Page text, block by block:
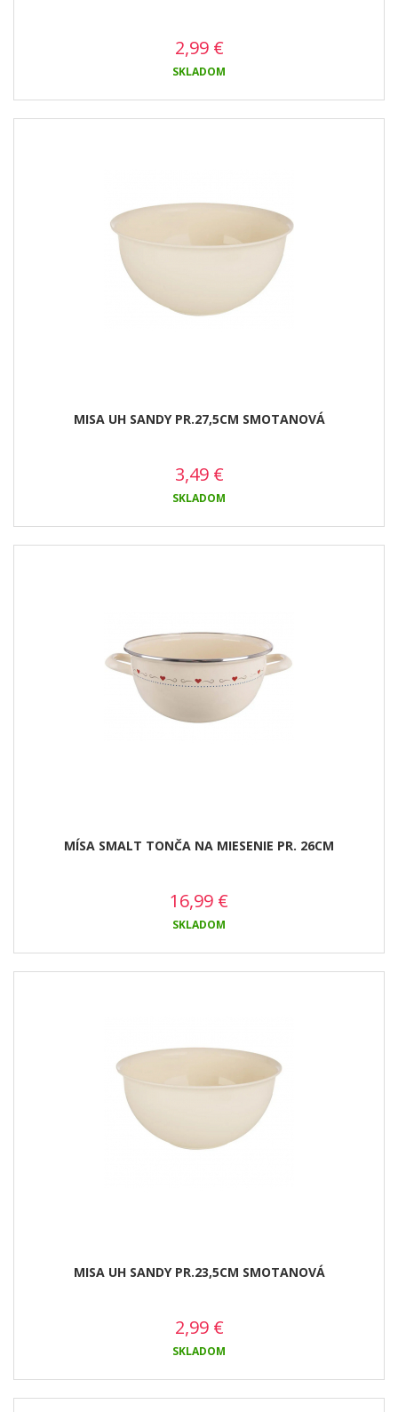
2,99 €
SKLADOM
MISA UH SANDY PR.27,5CM SMOTANOVÁ
3,49 €
SKLADOM
MÍSA SMALT TONČA NA MIESENIE PR. 26CM
16,99 €
SKLADOM
MISA UH SANDY PR.23,5CM SMOTANOVÁ
2,99 €
SKLADOM